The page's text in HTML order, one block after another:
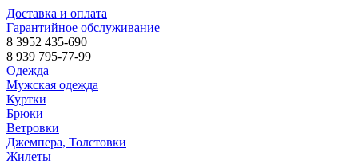
Доставка и оплата
Гарантийное обслуживание
8 3952 435-690
8 939 795-77-99
Одежда
Мужская одежда
Куртки
Брюки
Ветровки
Джемпера, Толстовки
Жилеты